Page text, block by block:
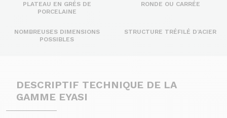
PLATEAU EN GRÉS DE
PORCELAINE
RONDE OU CARRÉE
NOMBREUSES DIMENSIONS
POSSIBLES
STRUCTURE TRÉFILÉ D’ACIER
DESCRIPTIF TECHNIQUE DE LA
GAMME EYASI